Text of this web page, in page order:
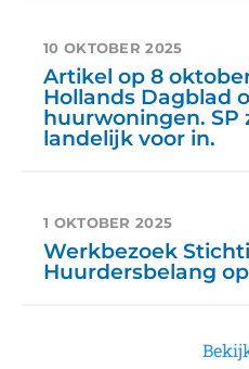
10 OKTOBER 2025
Artikel op 8
Hollands Dagblad
huurwoningen. SP
landelijk voor in.
1 OKTOBER 2025
Werkbezoek
Huurdersbelang